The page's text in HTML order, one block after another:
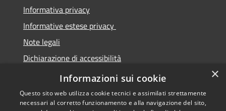
Informativa privacy
Informative estese privacy
Note legali
Dichiarazione di accessibilità
Obbiettivi di Accessibilità
×
Informazioni sui cookie
Questo sito web utilizza cookie tecnici e assimilati strettamente
necessari al corretto funzionamento e alla navigazione del sito,